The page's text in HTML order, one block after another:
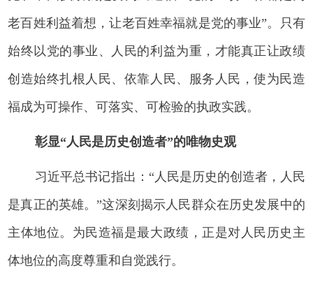
老百姓利益着想，让老百姓幸福就是党的事业”。只有
始终以党的事业、人民的利益为重，才能真正让政绩
创造始终扎根人民、依靠人民、服务人民，使为民造
福成为可操作、可落实、可检验的执政实践。
彰显“人民是历史创造者”的唯物史观
习近平总书记指出：“人民是历史的创造者，人民
是真正的英雄。”这深刻揭示人民群众在历史发展中的
主体地位。为民造福是最大政绩，正是对人民历史主
体地位的高度尊重和自觉践行。